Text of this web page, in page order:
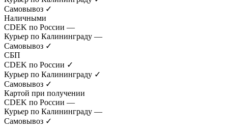
Самовывоз ✓
Наличными
CDEK по России —
Курьер по Калининграду —
Самовывоз ✓
СБП
CDEK по России ✓
Курьер по Калининграду ✓
Самовывоз ✓
Картой при получении
CDEK по России —
Курьер по Калининграду —
Самовывоз ✓